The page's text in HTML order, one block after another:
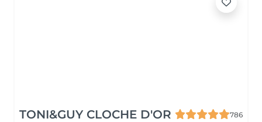
TONI&GUY CLOCHE D'OR
786